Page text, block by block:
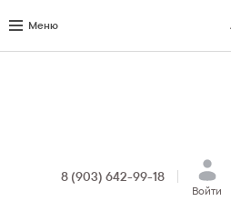
Меню
8 (903) 642-99-18
Войти